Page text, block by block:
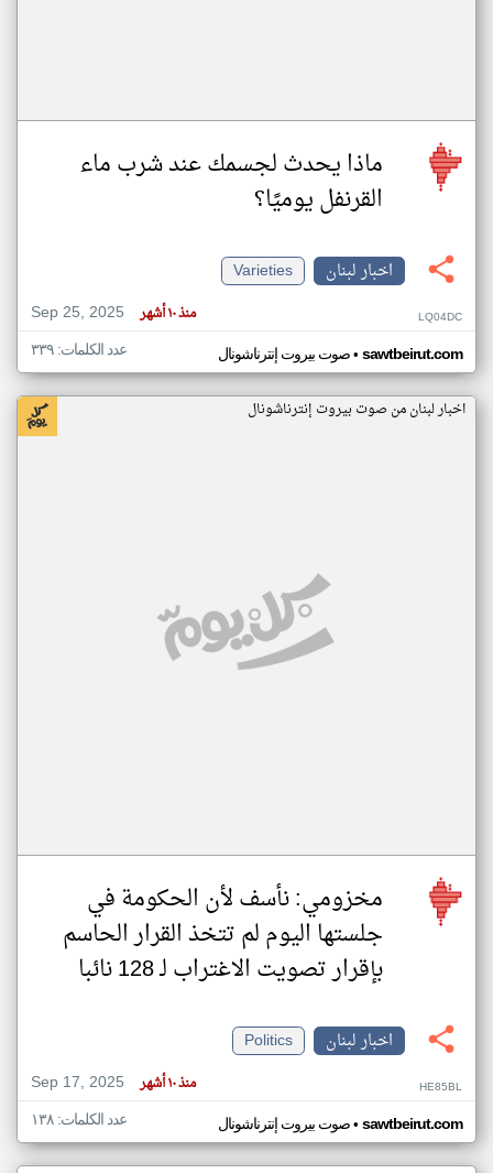
ماذا يحدث لجسمك عند شرب ماء
القرنفل يوميًا؟
اخبار لبنان
Varieties
Sep 25, 2025
منذ ١٠ أشهر LQ04DC
صوت بيروت إنترناشونال• sawtbeirut.com عدد الكلمات: ٣٣٩
اخبار لبنان من صوت بيروت إنترناشونال
مخزومي: نأسف لأن الحكومة في
جلستها اليوم لم تتخذ القرار الحاسم
بإقرار تصويت الاغتراب لـ 128 نائبا
اخبار لبنان
Politics
Sep 17, 2025
منذ ١٠ أشهر HE85BL
صوت بيروت إنترناشونال• sawtbeirut.com عدد الكلمات: ١٣٨